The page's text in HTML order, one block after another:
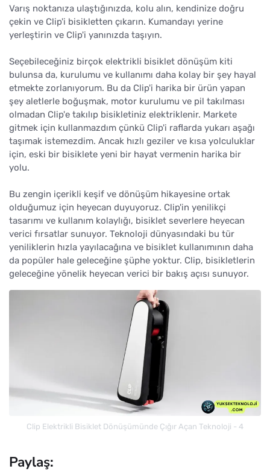
Varış noktanıza ulaştığınızda, kolu alın, kendinize doğru
çekin ve Clip'i bisikletten çıkarın. Kumandayı yerine
yerleştirin ve Clip'i yanınızda taşıyın.
Seçebileceğiniz birçok elektrikli bisiklet dönüşüm kiti
bulunsa da, kurulumu ve kullanımı daha kolay bir şey hayal
etmekte zorlanıyorum. Bu da Clip'i harika bir ürün yapan
şey aletlerle boğuşmak, motor kurulumu ve pil takılması
olmadan Clip'e takılıp bisikletiniz elektriklenir. Markete
gitmek için kullanmazdım çünkü Clip'i raflarda yukarı aşağı
taşımak istemezdim. Ancak hızlı geziler ve kısa yolculuklar
için, eski bir bisiklete yeni bir hayat vermenin harika bir
yolu.
Bu zengin içerikli keşif ve dönüşüm hikayesine ortak
olduğumuz için heyecan duyuyoruz. Clip'in yenilikçi
tasarımı ve kullanım kolaylığı, bisiklet severlere heyecan
verici fırsatlar sunuyor. Teknoloji dünyasındaki bu tür
yeniliklerin hızla yayılacağına ve bisiklet kullanımının daha
da popüler hale geleceğine şüphe yoktur. Clip, bisikletlerin
geleceğine yönelik heyecan verici bir bakış açısı sunuyor.
Clip Elektrikli Bisiklet Dönüşümünde Çığır Açan Teknoloji - 4
Paylaş: